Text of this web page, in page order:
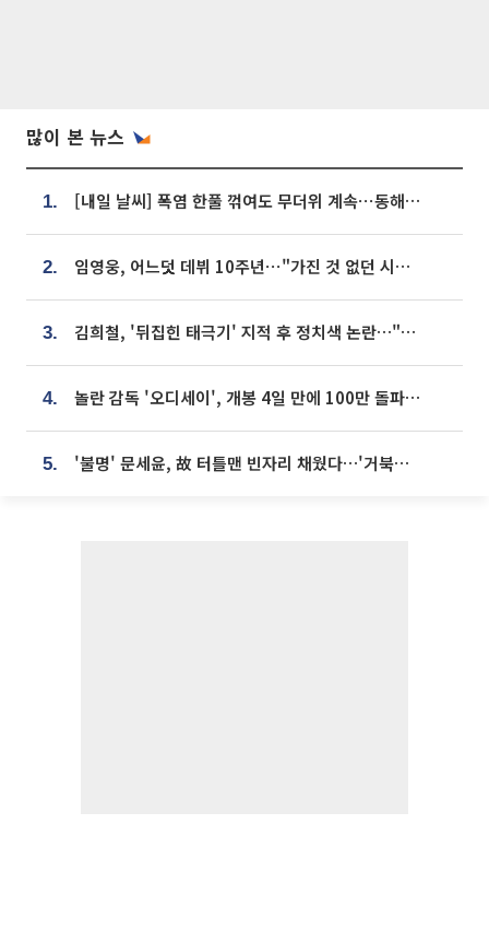
많이 본 뉴스
1. [내일 날씨] 폭염 한풀 꺾여도 무더위 계속⋯동해안 이틀 연속 비
2. 임영웅, 어느덧 데뷔 10주년⋯"가진 것 없던 시절, 내 앞엔 20명의 팬뿐"
3. 김희철, '뒤집힌 태극기' 지적 후 정치색 논란…"좌우 떠나 우리나라 국기"
4. 놀란 감독 '오디세이', 개봉 4일 만에 100만 돌파⋯'왕사남' 보다 빠르다
5. '불명' 문세윤, 故 터틀맨 빈자리 채웠다…'거북이' 눈물의 최종 우승